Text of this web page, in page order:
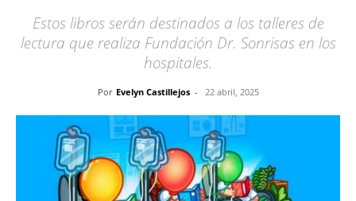
Estos libros serán destinados a los talleres de
lectura que realiza Fundación Dr. Sonrisas en los
hospitales.
Por Evelyn Castillejos - 22 abril, 2025